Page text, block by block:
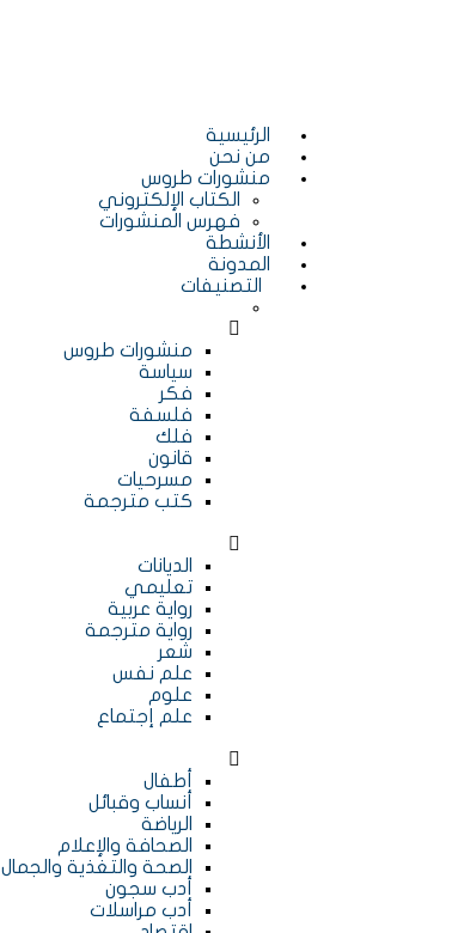
الرئيسية
من نحن
منشورات طروس
الكتاب الإلكتروني
فهرس المنشورات
الأنشطة
المدونة
التصنيفات
منشورات طروس
سياسة
فكر
فلسفة
فلك
قانون
مسرحيات
كتب مترجمة
الديانات
تعليمي
رواية عربية
رواية مترجمة
شعر
علم نفس
علوم
علم إجتماع
أطفال
أنساب وقبائل
الرياضة
الصحافة والإعلام
الصحة والتغذية والجمال
أدب سجون
أدب مراسلات